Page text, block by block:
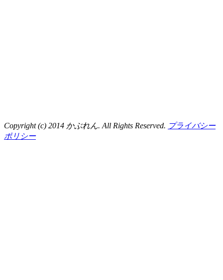
Copyright (c) 2014 かぶれん. All Rights Reserved. プライバシー
ポリシー